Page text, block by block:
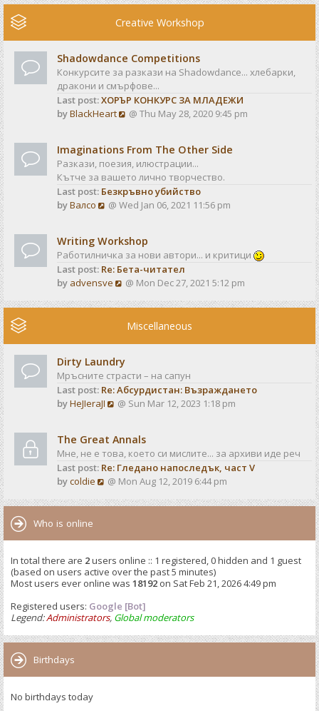
s
o
s
t
e
w
e
l
a
t
e
p
o
s
t
Creative Workshop
Shadowdance Competitions
Конкурсите за разкази на Shadowdance... хлебарки,
дракони и смърфове...
Last post:ХОРЪР КОНКУРС ЗА МЛАДЕЖИ
byBlackHeart
V
w
t
h
e
l
e
s
t
p
o
t
@ Thu May 28, 2020 9:45 pm
Imaginations From The Other Side
Разкази, поезия, илюстрации...
Кътче за вашето лично творчество.
Last post: Безкръвно убийство
byВалсо
V
w
t
h
e
l
t
p
o
s
@ Wed Jan 06, 2021 11:56 pm
Writing Workshop
Работилничка за нови автори... и критици
Last post: Re: Бета-читател
by advensve
V
e
w
e
l
a
t
t
p
o
s
t
@ Mon Dec 27, 2021 5:12 pm
Miscellaneous
Dirty Laundry
Мръсните страсти – на сапун
Last post: Re: Абсурдистан: Възраждането
byHeJIeraJI
V
w
t
h
e
e
t
p
s
t
@ Sun Mar 12, 2023 1:18 pm
The Great Annals
Мне, не е това, което си мислите... за архиви иде реч
Last post: Re: Гледано напоследък, част V
bycoldie
V
e
e
l
a
t
e
t
@ Mon Aug 12, 2019 6:44 pm
Who is online
In total there are 2users online :: 1 registered, 0 hidden and 1 guest
(based on users active over the past 5 minutes)
Most users ever online was 18192 on Sat Feb 21, 2026 4:49 pm
Registered users: Google [Bot]
Legend:Administrators, Global moderators
Birthdays
No birthdays today